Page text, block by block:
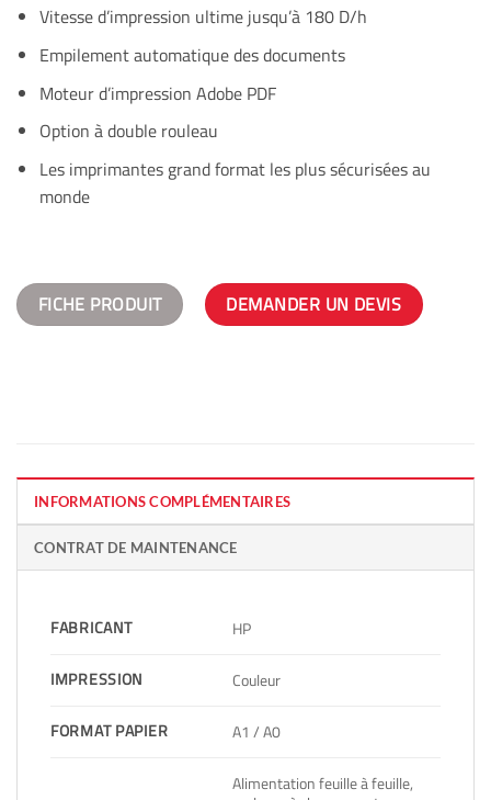
Vitesse d’impression ultime jusqu’à 180 D/h
Empilement automatique des documents
Moteur d’impression Adobe PDF
Option à double rouleau
Les imprimantes grand format les plus sécurisées au
monde
FICHE PRODUIT DEMANDER UN DEVIS
INFORMATIONS COMPLÉMENTAIRES
CONTRAT DE MAINTENANCE
FABRICANT HP
IMPRESSION Couleur
FORMAT PAPIER A1 / A0
Alimentation feuille à feuille,